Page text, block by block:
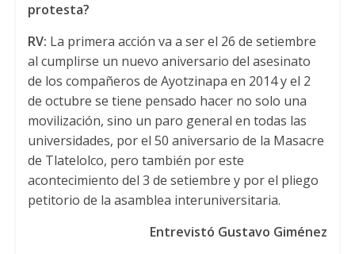
protesta?
RV: La primera acción va a ser el 26 de setiembre
al cumplirse un nuevo aniversario del asesinato
de los compañeros de Ayotzinapa en 2014 y el 2
de octubre se tiene pensado hacer no solo una
movilización, sino un paro general en todas las
universidades, por el 50 aniversario de la Masacre
de Tlatelolco, pero también por este
acontecimiento del 3 de setiembre y por el pliego
petitorio de la asamblea interuniversitaria.
Entrevistó Gustavo Giménez